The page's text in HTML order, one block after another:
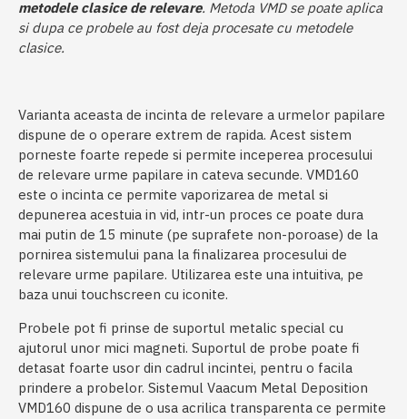
metodele clasice de relevare. Metoda VMD se poate aplica
si dupa ce probele au fost deja procesate cu metodele
clasice.
Varianta aceasta de incinta de relevare a urmelor papilare
dispune de o operare extrem de rapida. Acest sistem
porneste foarte repede si permite inceperea procesului
de relevare urme papilare in cateva secunde. VMD160
este o incinta ce permite vaporizarea de metal si
depunerea acestuia in vid, intr-un proces ce poate dura
mai putin de 15 minute (pe suprafete non-poroase) de la
pornirea sistemului pana la finalizarea procesului de
relevare urme papilare. Utilizarea este una intuitiva, pe
baza unui touchscreen cu iconite.
Probele pot fi prinse de suportul metalic special cu
ajutorul unor mici magneti. Suportul de probe poate fi
detasat foarte usor din cadrul incintei, pentru o facila
prindere a probelor. Sistemul Vaacum Metal Deposition
VMD160 dispune de o usa acrilica transparenta ce permite